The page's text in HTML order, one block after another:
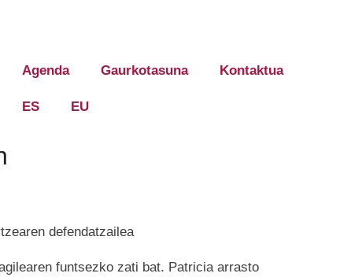
Agenda Gaurkotasuna Kontaktua
ES EU
defendatzailea
funtsezko zati bat. Patricia arrasto